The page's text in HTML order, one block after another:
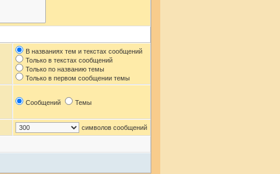
В названиях тем и текстах сообщений
Только в текстах сообщений
Только по названию темы
Только в первом сообщении темы
Сообщений Темы
символов сообщений